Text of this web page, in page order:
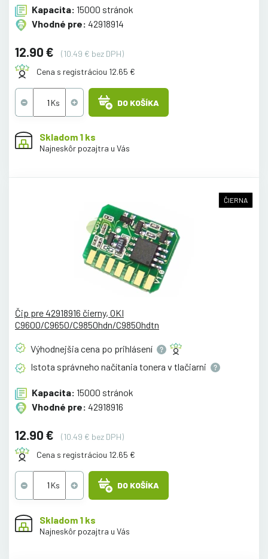
Kapacita: 15000 stránok
Vhodné pre: 42918914
12.90 €
(10.49 € bez DPH)
Cena s registráciou 12.65 €
DO KOŠÍKA
Skladom 1 ks
Najneskôr pozajtra u Vás
ČIERNA
Čip pre 42918916 čierny, OKI
C9600/C9650/C9850hdn/C9850hdtn
Výhodnejšia cena po prihlásení
Istota správneho načítania tonera v tlačiarni
Kapacita: 15000 stránok
Vhodné pre: 42918916
12.90 €
(10.49 € bez DPH)
Cena s registráciou 12.65 €
DO KOŠÍKA
Skladom 1 ks
Najneskôr pozajtra u Vás